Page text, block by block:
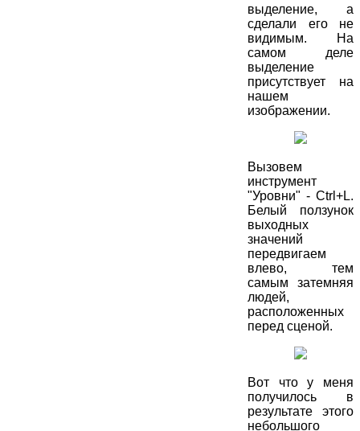
выделение, а
сделали его не
видимым. На
самом деле
выделение
присутствует на
нашем
изображении.
Вызовем
инструмент
"Уровни" - Ctrl+L.
Белый ползунок
выходных
значений
передвигаем
влево, тем
самым затемняя
людей,
расположенных
перед сценой.
Вот что у меня
получилось в
результате этого
небольшого